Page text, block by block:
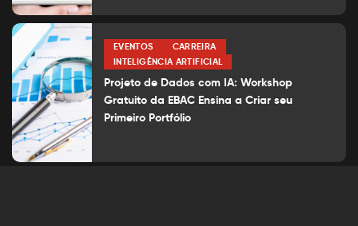
EVENTOS
CARREIRA
INTELIGÊNCIA ARTIFICIAL
Projeto de Dados com IA: Workshop
Gratuito da EBAC Ensina a Criar seu
Primeiro Portfólio